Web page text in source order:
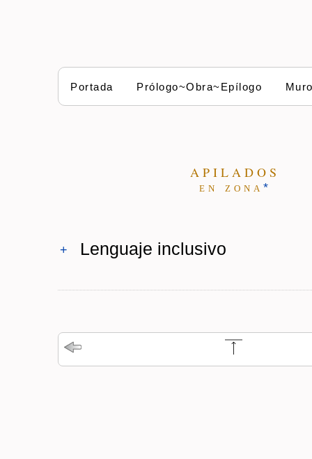
Portada Prólogo~Obra~Epílogo
A P I L A D O S
e n z o n a *
+ Lenguaje inclusivo